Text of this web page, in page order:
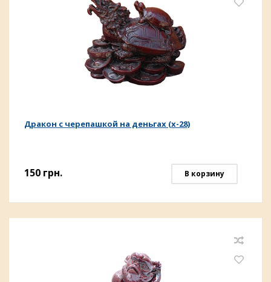
Дракон с черепашкой на деньгах (х-28)
150 грн. В корзину